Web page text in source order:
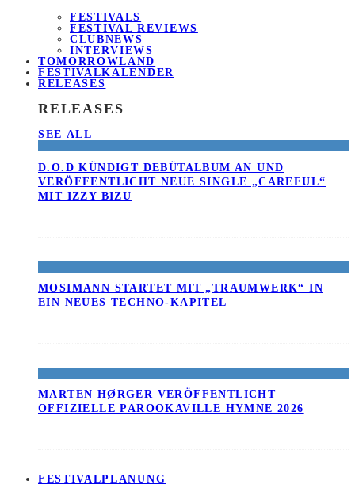
FESTIVALS
FESTIVAL REVIEWS
CLUBNEWS
INTERVIEWS
TOMORROWLAND
FESTIVALKALENDER
RELEASES
RELEASES
SEE ALL
D.O.D KÜNDIGT DEBÜTALBUM AN UND
VERÖFFENTLICHT NEUE SINGLE „CAREFUL“
MIT IZZY BIZU
MOSIMANN STARTET MIT „TRAUMWERK“ IN
EIN NEUES TECHNO-KAPITEL
MARTEN HØRGER VERÖFFENTLICHT
OFFIZIELLE PAROOKAVILLE HYMNE 2026
FESTIVALPLANUNG